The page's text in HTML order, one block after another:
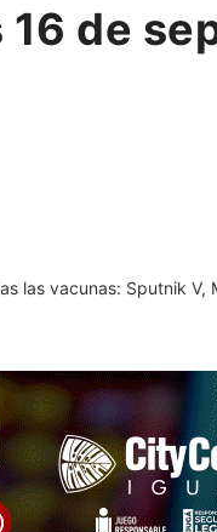
de
las vacunas: Sputnik V,